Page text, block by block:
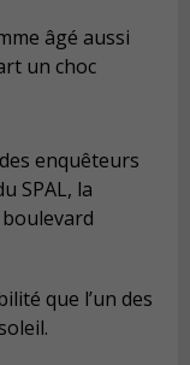
âgé aussi
un choc
enquêteurs
SPAL, la
que l’un des